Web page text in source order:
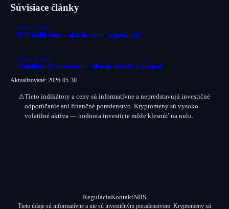
Súvisiace články
INDIKÁTORY
RSI indikátor – ako ho čítať a používať
INDIKÁTORY
Volatilita kryptomien – ako ju merať a chápať
Aktualizované: 2026-05-30
⚠Tieto indikátory a ceny sú informatívne a nepredstavujú investičné
odporúčanie ani finančné poradenstvo. Kryptomeny sú vysoko
volatilné aktíva — hodnota investície môže klesnúť na nulu.
ReguláciaKontaktNBS
Tieto údaje sú informatívne a nie sú investičným poradenstvom. Kryptomeny sú